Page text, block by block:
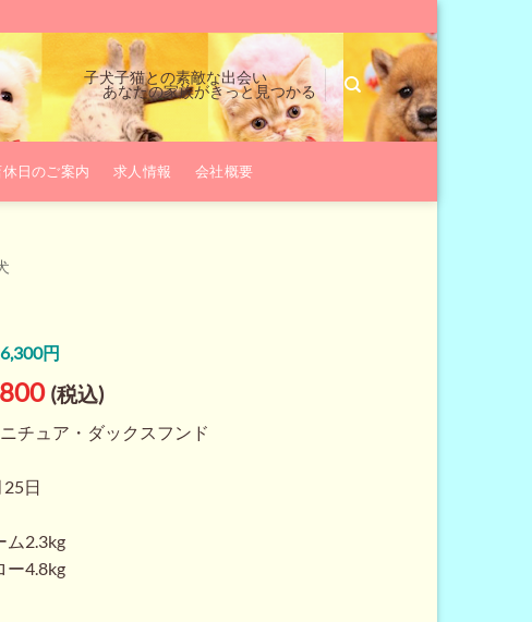
子犬子猫との素敵な出会い
あなたの家族がきっと見つかる
休日のご案内 求人情報 会社概要
円
現
の
¥206,800
で
(税込)
チュア・ダックスフンド
日
2.3kg